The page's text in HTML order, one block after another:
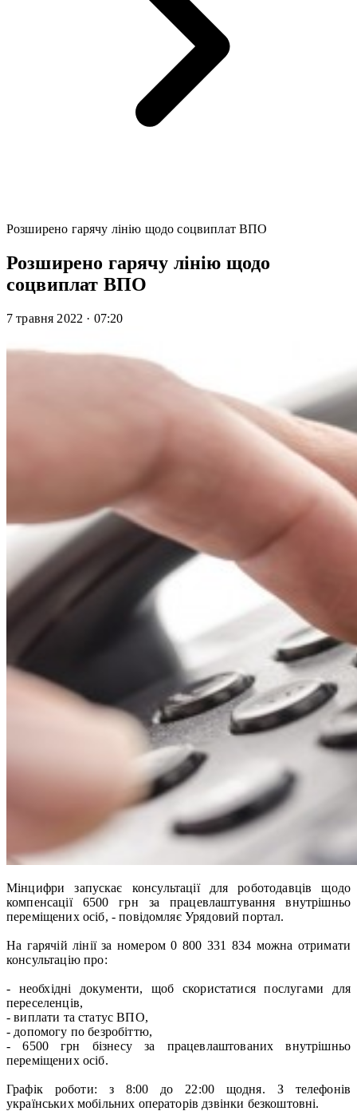
Розширено гарячу лінію щодо соцвиплат ВПО
Розширено гарячу лінію щодо
соцвиплат ВПО
7 травня 2022 · 07:20
Мінцифри запускає консультації для роботодавців щодо
компенсації 6500 грн за працевлаштування внутрішньо
переміщених осіб, - повідомляє Урядовий портал.
На гарячій лінії за номером 0 800 331 834 можна отримати
консультацію про:
- необхідні документи, щоб скористатися послугами для
переселенців,
- виплати та статус ВПО,
- допомогу по безробіттю,
- 6500 грн бізнесу за працевлаштованих внутрішньо
переміщених осіб.
Графік роботи: з 8:00 до 22:00 щодня. З телефонів
українських мобільних операторів дзвінки безкоштовні.